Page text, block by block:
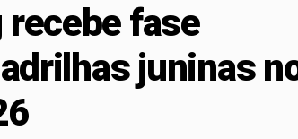
recebe fase
juninas